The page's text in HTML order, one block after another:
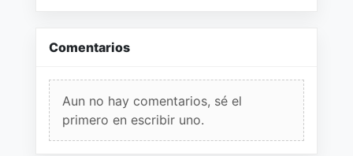
Comentarios
Aun no hay comentarios, sé el
primero en escribir uno.